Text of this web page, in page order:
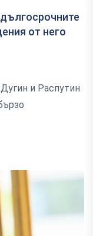
от него
и Распутин